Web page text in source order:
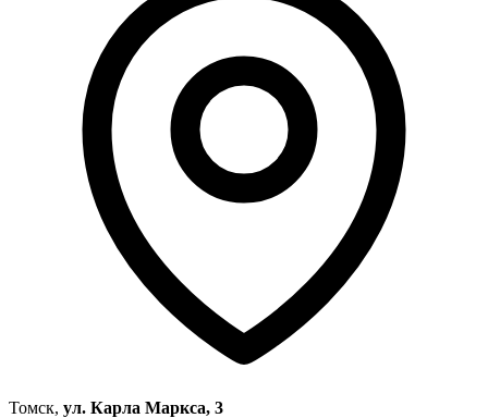
Томск, ул. Карла Маркса, 3